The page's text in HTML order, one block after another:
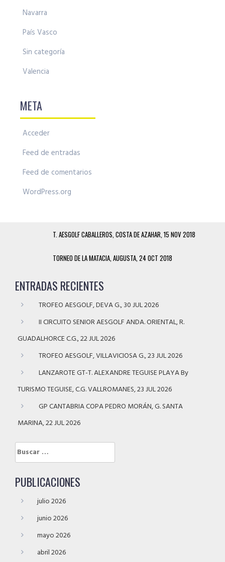
Navarra
País Vasco
Sin categoría
Valencia
META
Acceder
Feed de entradas
Feed de comentarios
WordPress.org
T. AESGOLF CABALLEROS, COSTA DE AZAHAR, 15 NOV 2018
TORNEO DE LA MATACIA, AUGUSTA, 24 OCT 2018
ENTRADAS RECIENTES
TROFEO AESGOLF, DEVA G., 30 JUL 2026
II CIRCUITO SENIOR AESGOLF ANDA. ORIENTAL, R.
GUADALHORCE C.G., 22 JUL 2026
TROFEO AESGOLF, VILLAVICIOSA G., 23 JUL 2026
LANZAROTE GT-T. ALEXANDRE TEGUISE PLAYA By
TURISMO TEGUISE, C.G. VALLROMANES, 23 JUL 2026
GP CANTABRIA COPA PEDRO MORÁN, G. SANTA
MARINA, 22 JUL 2026
Buscar:
PUBLICACIONES
julio 2026
junio 2026
mayo 2026
abril 2026